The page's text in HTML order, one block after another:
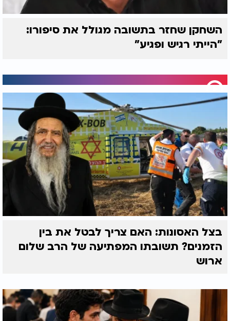
השחקן שחזר בתשובה מגולל את סיפורו:
"הייתי רגיש ופגיע"
בצל האסונות: האם צריך לבטל את בין
הזמנים? תשובתו המפתיעה של הרב שלום
ארוש